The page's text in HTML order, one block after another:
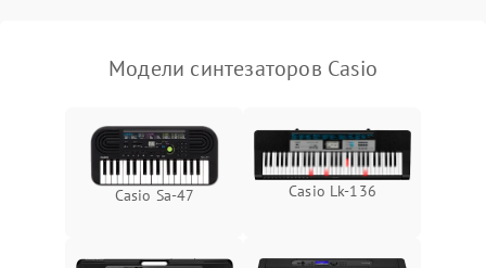
Модели синтезаторов Casio
Casio Sa-47 Casio Lk-136